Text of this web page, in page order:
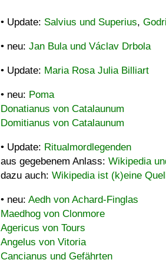
• Update: Salvius und Superius,
• neu: Jan Bula und Václav Drbola
• Update: Maria Rosa Julia Billiart
• neu: Poma
Donatianus von Catalaunum
Domitianus von Catalaunum
• Update: Ritualmordlegenden
aus gegebenem Anlass: Wikipedia
dazu auch: Wikipedia ist (k)eine
• neu: Aedh von Achard-Finglas
Maedhog von Clonmore
Agericus von Tours
Angelus von Vitoria
Cancianus und Gefährten